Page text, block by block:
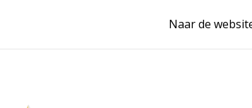
Naar de